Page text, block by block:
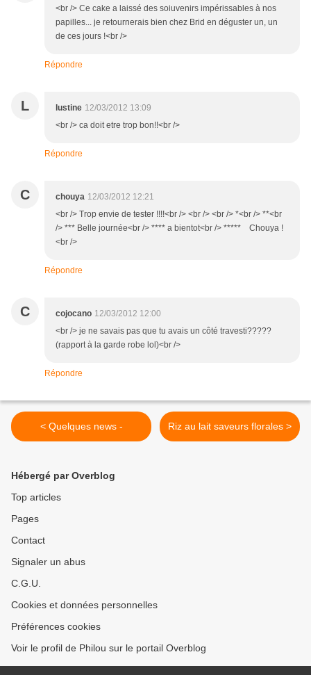
<br /> Ce cake a laissé des soiuvenirs impérissables à nos
papilles... je retournerais bien chez Brid en déguster un, un
de ces jours !<br />
Répondre
L lustine 12/03/2012 13:09
<br /> ca doit etre trop bon!!<br />
Répondre
C chouya 12/03/2012 12:21
<br /> Trop envie de tester !!!!<br /> <br /> <br /> *<br /> **<br
/> *** Belle journée<br /> **** a bientot<br /> ***** Chouya !
<br />
Répondre
C cojocano 12/03/2012 12:00
<br /> je ne savais pas que tu avais un côté travesti?????
(rapport à la garde robe lol)<br />
Répondre
< Quelques news - Riz au lait saveurs florales >
Hébergé par Overblog
Top articles
Pages
Contact
Signaler un abus
C.G.U.
Cookies et données personnelles
Préférences cookies
Voir le profil de Philou sur le portail Overblog